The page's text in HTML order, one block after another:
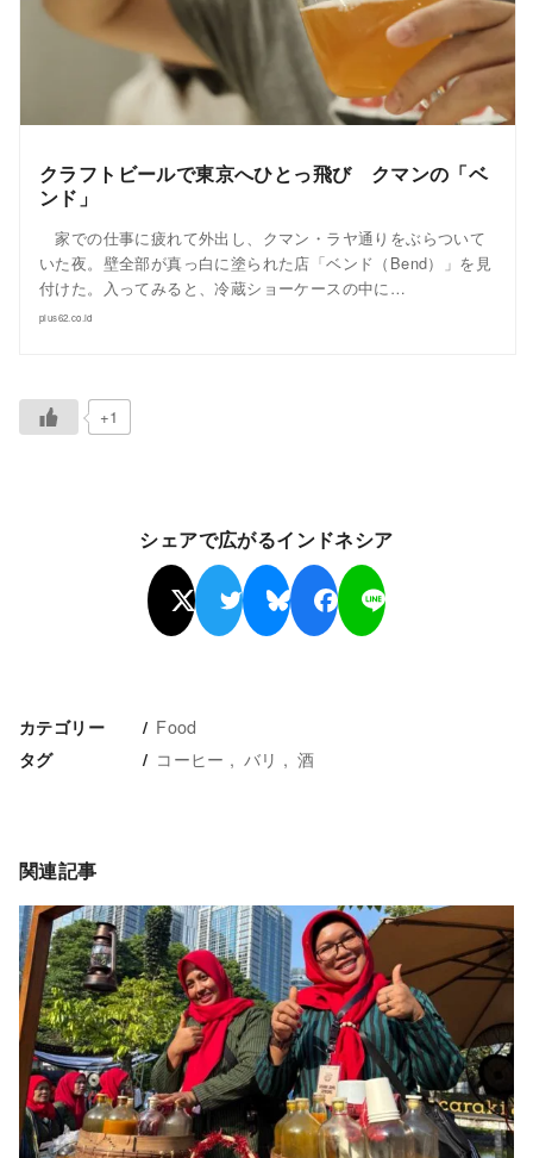
クラフトビールで東京へひとっ飛び クマンの「ベ
ンド」
家での仕事に疲れて外出し、クマン・ラヤ通りをぶらついて
いた夜。壁全部が真っ白に塗られた店「ベンド（Bend）」を見
付けた。入ってみると、冷蔵ショーケースの中に…
plus62.co.id
+1
シェアで広がるインドネシア
カテゴリー Food
タグ コーヒー バリ 酒
関連記事